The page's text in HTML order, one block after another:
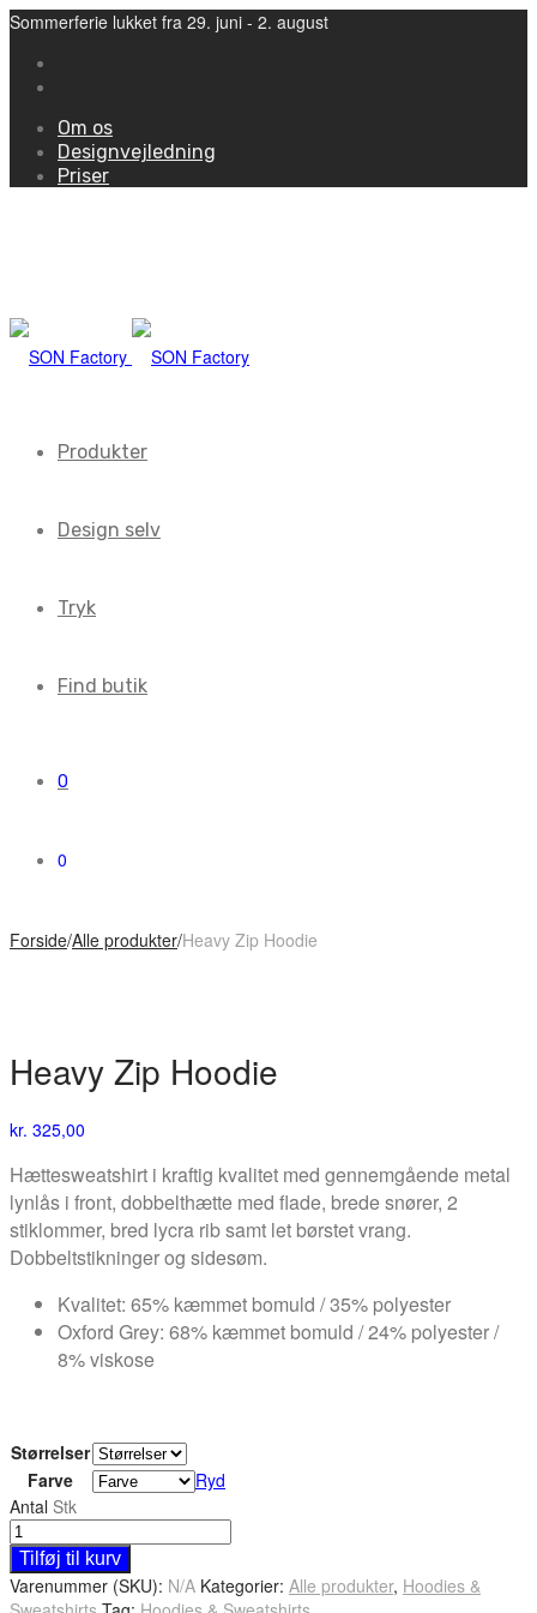
Sommerferie lukket fra 29. juni - 2. august
Om os
Designvejledning
Priser
Produkter
Design selv
Tryk
Find butik
0
0
Forside/Alle produkter/Heavy Zip Hoodie
Heavy Zip Hoodie
kr. 325,00
Hættesweatshirt i kraftig kvalitet med gennemgående metal
lynlås i front, dobbelthætte med flade, brede snører, 2
stiklommer, bred lycra rib samt let børstet vrang.
Dobbeltstikninger og sidesøm.
Kvalitet: 65% kæmmet bomuld / 35% polyester
Oxford Grey: 68% kæmmet bomuld / 24% polyester /
8% viskose
Størrelser
Farve
Ryd
Antal Stk
Tilføj til kurv
Varenummer (SKU): N/A Kategorier: Alle produkter, Hoodies &